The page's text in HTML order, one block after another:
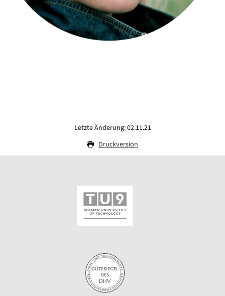
Letzte Änderung: 02.11.21
Druckversion